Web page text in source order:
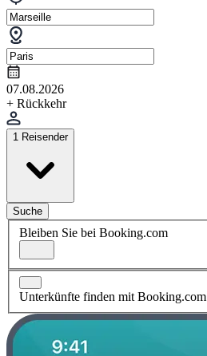
07.08.2026
+ Rückkehr
1 Reisender
Suche
Bleiben Sie bei Booking.com
Unterkünfte finden mit Booking.com